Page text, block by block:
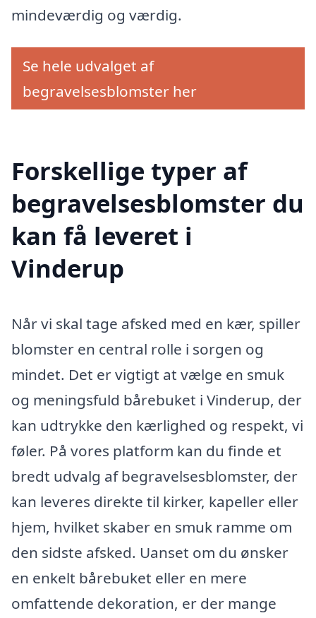
mindeværdig og værdig.
Se hele udvalget af
begravelsesblomster her
Forskellige typer af
begravelsesblomster du
kan få leveret i
Vinderup
Når vi skal tage afsked med en kær, spiller
blomster en central rolle i sorgen og
mindet. Det er vigtigt at vælge en smuk
og meningsfuld bårebuket i Vinderup, der
kan udtrykke den kærlighed og respekt, vi
føler. På vores platform kan du finde et
bredt udvalg af begravelsesblomster, der
kan leveres direkte til kirker, kapeller eller
hjem, hvilket skaber en smuk ramme om
den sidste afsked. Uanset om du ønsker
en enkelt bårebuket eller en mere
omfattende dekoration, er der mange